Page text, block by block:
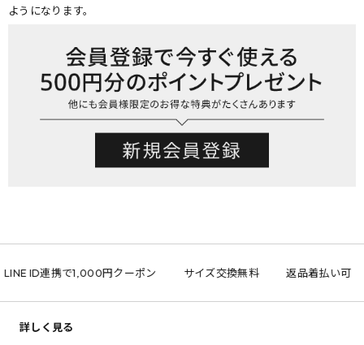
ようになります。
ID連携で1,000円クーポン サイズ交換無料 返品着払い可
詳しく見る